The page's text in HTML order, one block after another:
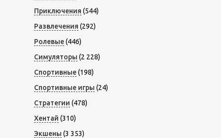
Приключения (544)
Развлечения (292)
Ролевые(446)
Симуляторы (2 228)
Спортивные(198)
Спортивные игры (24)
Стратегии (478)
Хентай (310)
Экшены (3 353)